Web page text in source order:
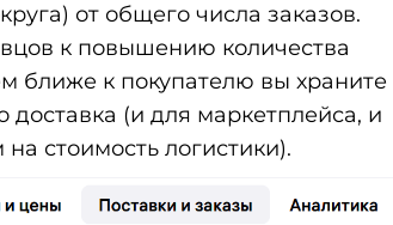
от общего числа заказов.
к повышению количества
ближе к покупателю вы храните
доставка (и для маркетплейса, и
стоимость логистики).